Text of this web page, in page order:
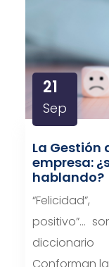
21
Sep
La Gestión
empresa:
hablando?
positivo”…